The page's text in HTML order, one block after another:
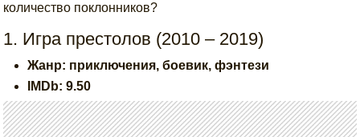
количество поклонников?
1. Игра престолов (2010 – 2019)
Жанр: приключения, боевик, фэнтези
IMDb: 9.50